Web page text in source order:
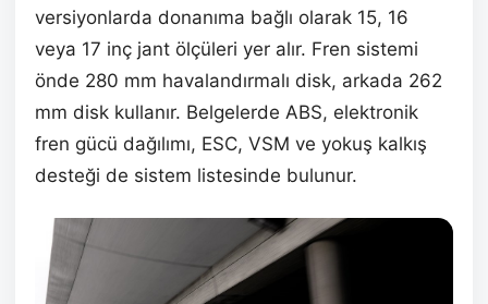
versiyonlarda donanıma bağlı olarak 15, 16
veya 17 inç jant ölçüleri yer alır. Fren sistemi
önde 280 mm havalandırmalı disk, arkada 262
mm disk kullanır. Belgelerde ABS, elektronik
fren gücü dağılımı, ESC, VSM ve yokuş kalkış
desteği de sistem listesinde bulunur.